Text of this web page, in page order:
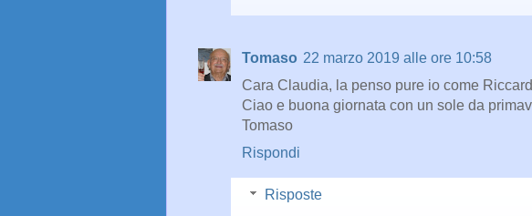
Tomaso 22 marzo 2019 alle ore 10:58
Cara Claudia, la penso pure io come
Ciao e buona giornata con un sole da
Tomaso
Rispondi
Risposte